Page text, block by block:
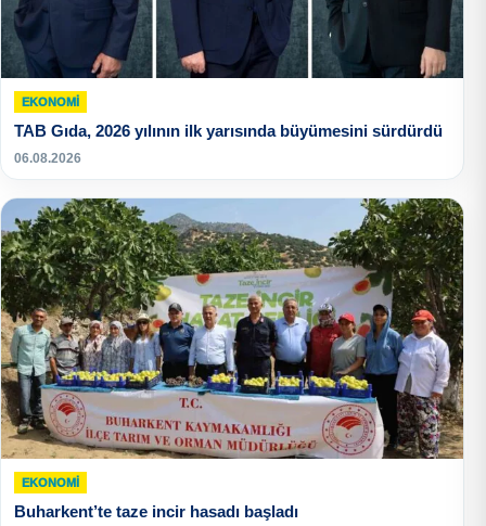
EKONOMI
TAB Gıda, 2026 yılının ilk yarısında büyümesini sürdürdü
06.08.2026
EKONOMI
Buharkent’te taze incir hasadı başladı